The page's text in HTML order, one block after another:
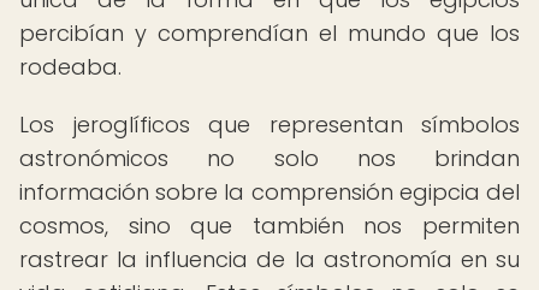
percibían y comprendían el mundo que los
rodeaba.
Los jeroglíficos que representan símbolos
astronómicos no solo nos brindan
información sobre la comprensión egipcia del
cosmos, sino que también nos permiten
rastrear la influencia de la astronomía en su